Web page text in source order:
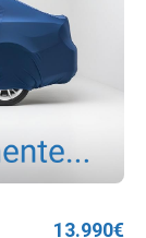
13.990€